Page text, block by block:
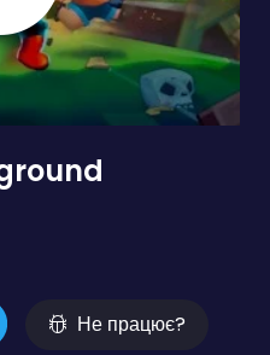
Не працює?